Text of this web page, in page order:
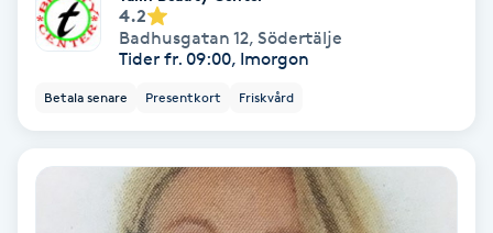
Fransar
4.2
Badhusgatan 12, Södertälje
Tider fr. 09:00, Imorgon
Betala senare Presentkort Friskvård